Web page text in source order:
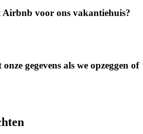
Airbnb voor ons vakantiehuis?
gegevens als we opzeggen of